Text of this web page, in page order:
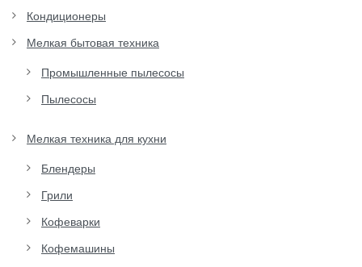
Кондиционеры
Мелкая бытовая техника
Промышленные пылесосы
Пылесосы
Мелкая техника для кухни
Блендеры
Грили
Кофеварки
Кофемашины